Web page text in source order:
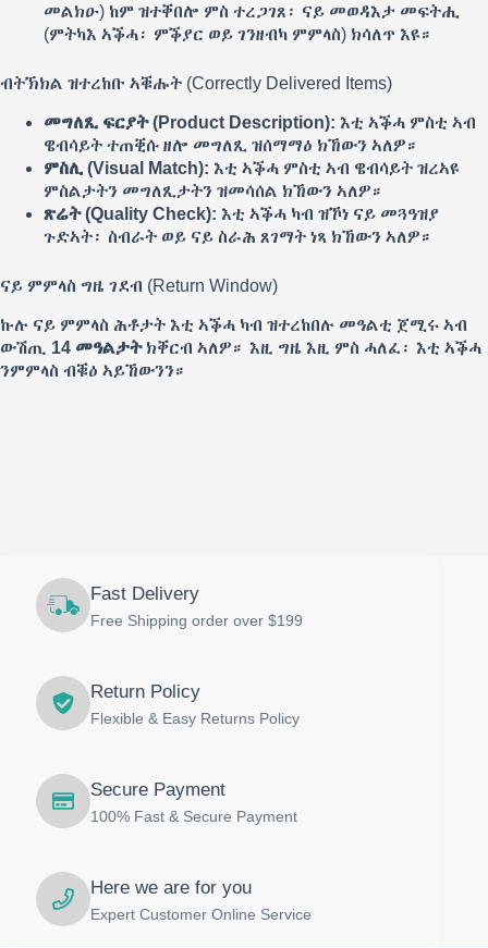
መልክዑ) ከም ዝተቐበሎ ምስ ተረጋገጸ፡ ናይ መወዳእታ መፍትሒ
(ምትካእ ኣቕሓ፡ ምቕያር ወይ ገንዘብካ ምምላስ) ክሳለጥ እዩ።
ብትኽክል ዝተረከቡ ኣቑሑት (Correctly Delivered Items)
መግለጺ ፍርያት (Product Description): እቲ ኣቕሓ ምስቲ ኣብ
ዌብሳይት ተጠቒሱ ዘሎ መግለጺ ዝሰማማዕ ክኸውን ኣለዎ።
ምስሊ (Visual Match): እቲ ኣቕሓ ምስቲ ኣብ ዌብሳይት ዝረኣዩ
ምስልታትን መግለጺታትን ዝመሳሰል ክኸውን ኣለዎ።
ጽሬት (Quality Check): እቲ ኣቕሓ ካብ ዝኾነ ናይ መጓዓዝያ
ጉድኣት፡ ስብራት ወይ ናይ ስራሕ ጸገማት ነጻ ክኸውን ኣለዎ።
ናይ ምምላስ ግዜ ገደብ (Return Window)
ኩሉ ናይ ምምላስ ሕቶታት እቲ ኣቕሓ ካብ ዝተረከበሉ መዓልቲ ጀሚሩ ኣብ
ውሽጢ 14 መዓልታትክቐርብ ኣለዎ። እዚ ግዜ እዚ ምስ ሓለፈ፡ እቲ ኣቕሓ
ንምምላስ ብቑዕ ኣይኸውንን።
Fast Delivery
Free Shipping order over $199
Return Policy
Flexible & Easy Returns Policy
Secure Payment
100% Fast & Secure Payment
Here we are for you
Expert Customer Online Service